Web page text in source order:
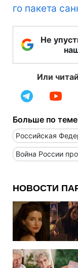
го пакета
Не
Или
Больше по
Российская
Война России